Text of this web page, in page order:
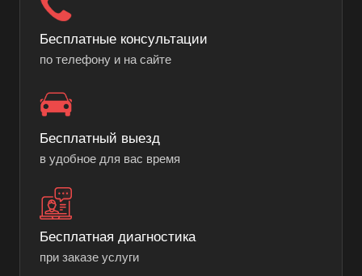
Бесплатные консультации
по телефону и на сайте
Бесплатный выезд
в удобное для вас время
Бесплатная диагностика
при заказе услуги